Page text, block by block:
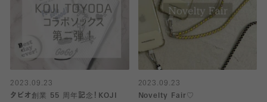
2023.09.23
タビオ創業 55 周年記念！KOJI
2023.09.23
Novelty Fair♡